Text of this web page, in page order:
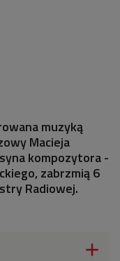
muzyką
Macieja
kompozytora -
zabrzmią 6
Radiowej.
